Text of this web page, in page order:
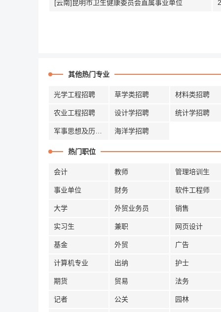
[云南]昆明市卫生健康委员会直属事业单位
其他热门专业
光学工程招聘 草学类招聘 材料类招聘
农业工程招聘 设计学招聘 统计学招聘
海洋学招聘
热门职位
会计 教师 管理培训生
事业单位 财务 软件工程师
大学 外贸业务员 销售
实习生 兼职 网页设计
基金 外贸 广告
计算机专业 出纳 护士
期货 贸易 法务
记者 公关 园林